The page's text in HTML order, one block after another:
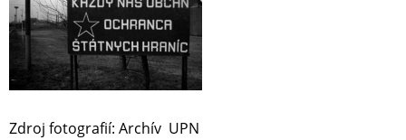
Zdroj fotografií: Archív UPN